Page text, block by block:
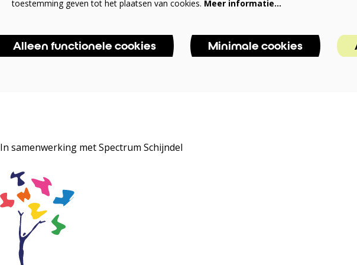
toestemming geven tot het plaatsen van cookies. Meer informatie…
Alleen functionele cookies Minimale cookies
In samenwerking met Spectrum Schijndel